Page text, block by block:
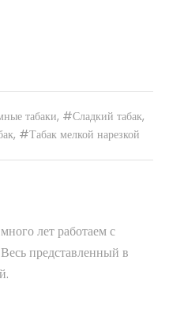
табаки, #Сладкий табак,
, #Табак мелкой нарезкой
лет работаем с
представленный в